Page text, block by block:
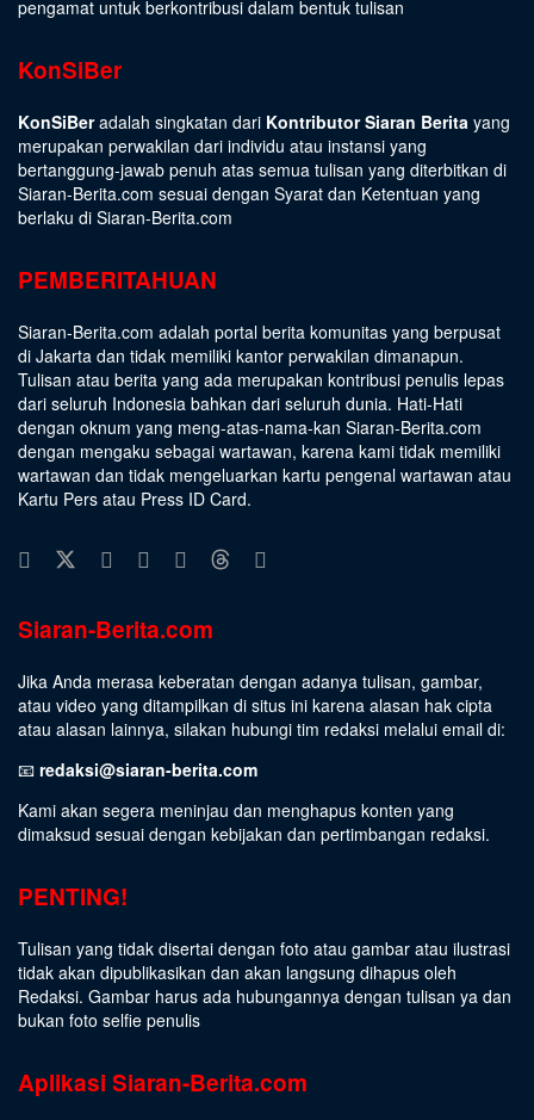
pengamat untuk berkontribusi dalam bentuk tulisan
KonSiBer
KonSiBeradalah singkatan dari Kontributor Siaran Berita yang
merupakan perwakilan dari individu atau instansi yang
bertanggung-jawab penuh atas semua tulisan yang diterbitkan di
Siaran-Berita.com sesuai dengan Syarat dan Ketentuan yang
berlaku di Siaran-Berita.com
PEMBERITAHUAN
Siaran-Berita.com adalah portal berita komunitas yang berpusat
di Jakarta dan tidak memiliki kantor perwakilan dimanapun.
Tulisan atau berita yang ada merupakan kontribusi penulis lepas
dari seluruh Indonesia bahkan dari seluruh dunia. Hati-Hati
dengan oknum yang meng-atas-nama-kan Siaran-Berita.com
dengan mengaku sebagai wartawan, karena kami tidak memiliki
wartawan dan tidak mengeluarkan kartu pengenal wartawan atau
Kartu Pers atau Press ID Card.
Siaran-Berita.com
Jika Anda merasa keberatan dengan adanya tulisan, gambar,
atau video yang ditampilkan di situs ini karena alasan hak cipta
atau alasan lainnya, silakan hubungi tim redaksi melalui email di:
📧 redaksi@siaran-berita.com
Kami akan segera meninjau dan menghapus konten yang
dimaksud sesuai dengan kebijakan dan pertimbangan redaksi.
PENTING!
Tulisan yang tidak disertai dengan foto atau gambar atau ilustrasi
tidak akan dipublikasikan dan akan langsung dihapus oleh
Redaksi. Gambar harus ada hubungannya dengan tulisan ya dan
bukan foto selfie penulis
Aplikasi Siaran-Berita.com